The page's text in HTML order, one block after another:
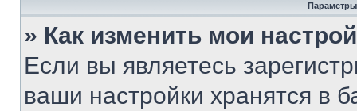
Параметры
» Как изменить мои
Если вы являетесь
ваши настройки хранятся в